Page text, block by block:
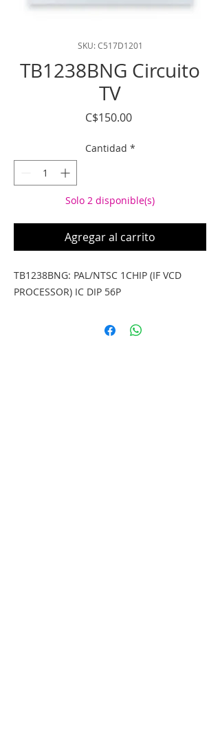
SKU: C517D1201
TB1238BNG Circuito
TV
C$150.00Precio
Cantidad *
Solo 2 disponible(s)
Agregar al carrito
TB1238BNG: PAL/NTSC 1CHIP (IF VCD
PROCESSOR) IC DIP 56P